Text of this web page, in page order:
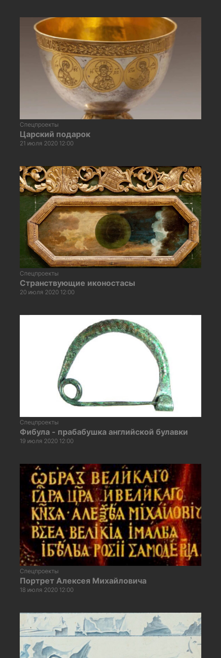
Спецпроекты
Царский подарок
21 июля 2020 12:00
Спецпроекты
Странствующие иконостасы
20 июля 2020 12:00
Спецпроекты
Фибула - прабабушка английской булавки
19 июля 2020 12:00
Спецпроекты
Портрет Алексея Михайловича
18 июля 2020 12:00